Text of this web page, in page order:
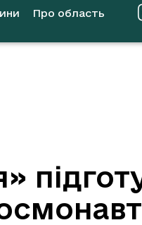
Про область